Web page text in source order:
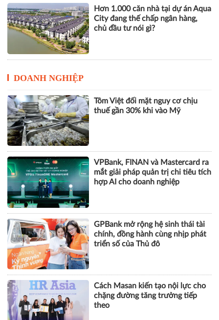
Hơn 1.000 căn nhà tại dự án Aqua
City đang thế chấp ngân hàng,
chủ đầu tư nói gì?
DOANH NGHIỆP
Tôm Việt đối mặt nguy cơ chịu
thuế gần 30% khi vào Mỹ
VPBank, FINAN và Mastercard ra
mắt giải pháp quản trị chi tiêu tích
hợp AI cho doanh nghiệp
GPBank mở rộng hệ sinh thái tài
chính, đồng hành cùng nhịp phát
triển số của Thủ đô
Cách Masan kiến tạo nội lực cho
chặng đường tăng trưởng tiếp
theo